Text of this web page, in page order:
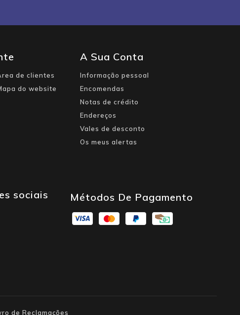
de clientes
do website
A Sua Conta
Informação pessoal
Encomendas
Notas de crédito
Endereços
Vales de desconto
Os meus alertas
sociais Métodos De Pagamento
de Reclamações